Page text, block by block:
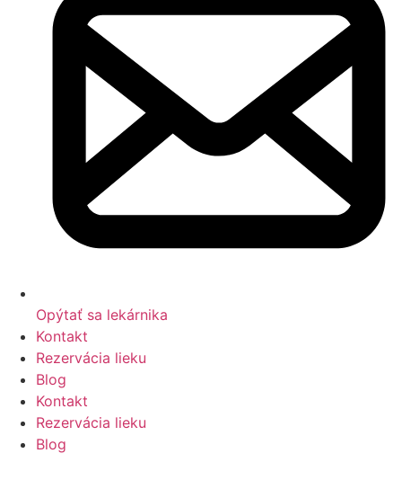
Opýtať sa lekárnika
Kontakt
Rezervácia lieku
Blog
Kontakt
Rezervácia lieku
Blog